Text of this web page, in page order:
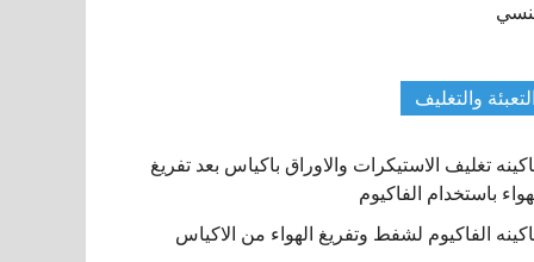
التعبئة والتغليف
تغليف الاستيكرات والاوراق باكياس بعد تفريغ
باستخدام الفاكيوم
الفاكيوم لشفط وتفريغ الهواء من الاكياس